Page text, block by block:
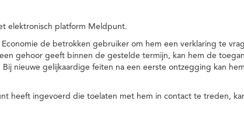
elektronisch platform Meldpunt.
de betrokken gebruiker om hem een verklaring te
gehoor geeft binnen de gestelde termijn, kan hem de
nieuwe gelijkaardige feiten na een eerste ontzegging kan
heeft ingevoerd die toelaten met hem in contact te treden,